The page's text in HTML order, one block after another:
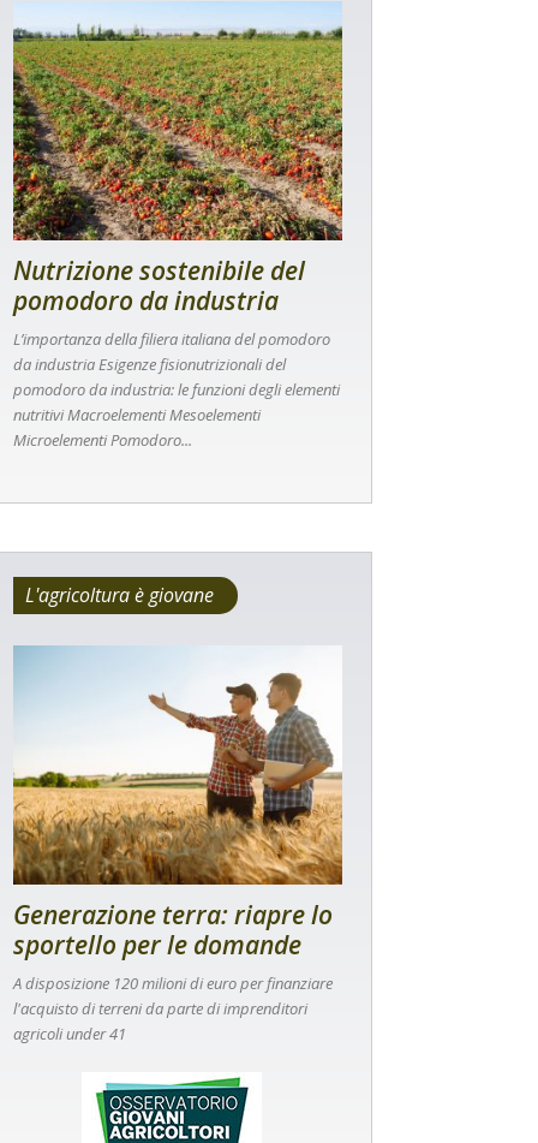
Nutrizione sostenibile del
pomodoro da industria
L’importanza della filiera italiana del pomodoro
da industria Esigenze fisionutrizionali del
pomodoro da industria: le funzioni degli elementi
nutritivi Macroelementi Mesoelementi
Microelementi Pomodoro...
L'agricoltura è giovane
Generazione terra: riapre lo
sportello per le domande
A disposizione 120 milioni di euro per finanziare
l'acquisto di terreni da parte di imprenditori
agricoli under 41